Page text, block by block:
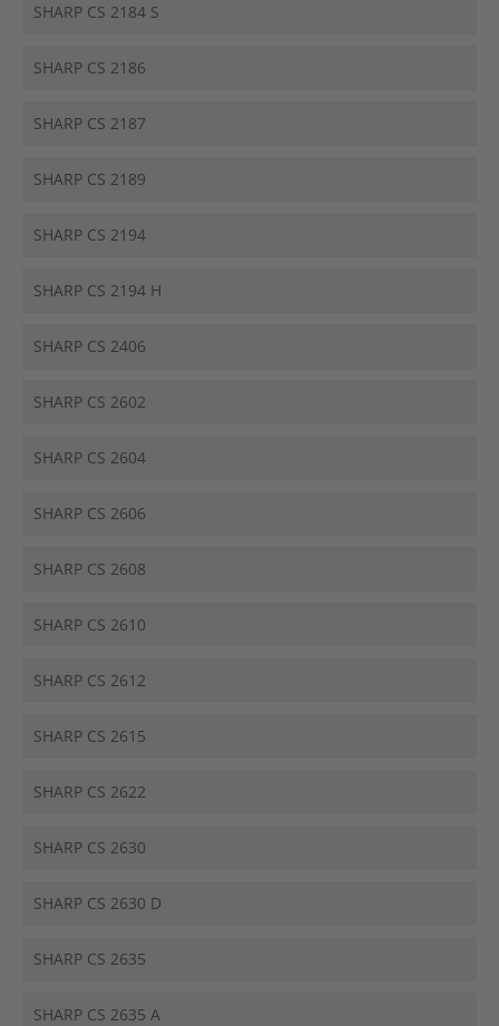
SHARP CS 2184 S
SHARP CS 2186
SHARP CS 2187
SHARP CS 2189
SHARP CS 2194
SHARP CS 2194 H
SHARP CS 2406
SHARP CS 2602
SHARP CS 2604
SHARP CS 2606
SHARP CS 2608
SHARP CS 2610
SHARP CS 2612
SHARP CS 2615
SHARP CS 2622
SHARP CS 2630
SHARP CS 2630 D
SHARP CS 2635
SHARP CS 2635 A